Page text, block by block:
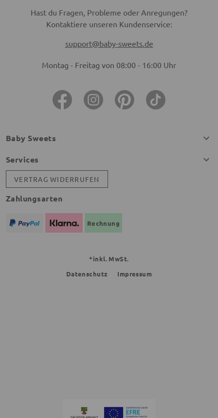
Hast du Fragen, Probleme oder Anregungen?
Kontaktiere unseren Kundenservice:
support@baby-sweets.de
Montag - Freitag von 08:00 - 16:00 Uhr
Baby Sweets
Services
VERTRAG WIDERRUFEN
Zahlungsarten
Rechnung
*inkl. MwSt.
Datenschutz
Impressum